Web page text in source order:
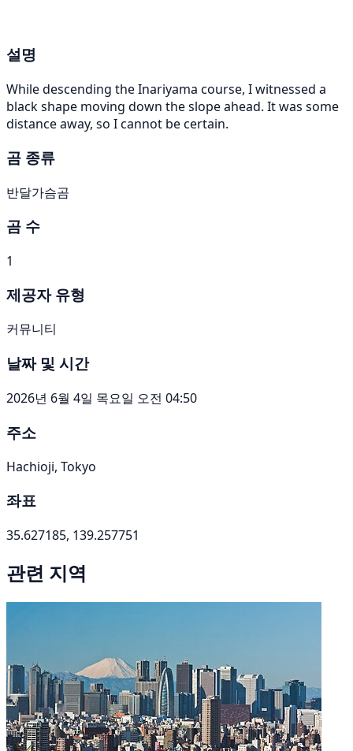
설명
While descending the Inariyama course, I witnessed a
black shape moving down the slope ahead. It was some
distance away, so I cannot be certain.
곰 종류
반달가슴곰
곰 수
1
제공자 유형
커뮤니티
날짜 및 시간
2026년 6월 4일 목요일 오전 04:50
주소
Hachioji, Tokyo
좌표
35.627185, 139.257751
관련 지역